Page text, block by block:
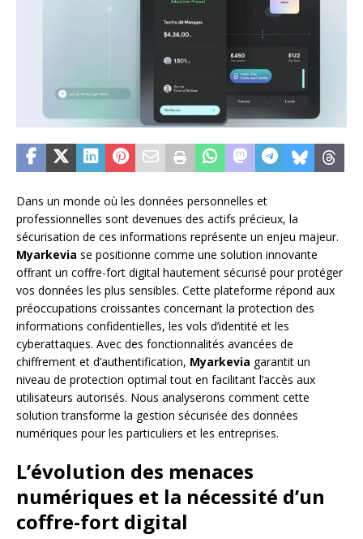
Dans un monde où les données personnelles et
professionnelles sont devenues des actifs précieux, la
sécurisation de ces informations représente un enjeu majeur.
Myarkevia se positionne comme une solution innovante
offrant un coffre-fort digital hautement sécurisé pour protéger
vos données les plus sensibles. Cette plateforme répond aux
préoccupations croissantes concernant la protection des
informations confidentielles, les vols d’identité et les
cyberattaques. Avec des fonctionnalités avancées de
chiffrement et d’authentification, Myarkevia garantit un
niveau de protection optimal tout en facilitant l’accès aux
utilisateurs autorisés. Nous analyserons comment cette
solution transforme la gestion sécurisée des données
numériques pour les particuliers et les entreprises.
L’évolution des menaces
numériques et la nécessité d’un
coffre-fort digital